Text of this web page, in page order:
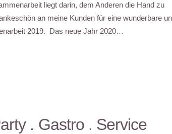
liegt darin, dem Anderen die Hand zu
an meine Kunden für eine wunderbare
2019. Das neue Jahr 2020…
. Gastro . Service